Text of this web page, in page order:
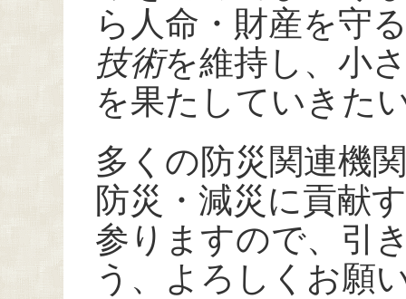
ら人命・財産を守
技術を維持し、小
を果たしていきた
多くの防災関連機
防災・減災に貢献
参りますので、引
う、よろしくお願